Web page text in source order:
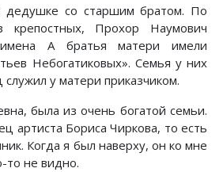
дедушке со старшим братом. По
Прохор Наумович
А братья матери имели
Небогатиковых». Семья у них
у матери приказчиком.
была из очень богатой семьи.
артиста Бориса Чиркова, то есть
Когда я был наверху, он ко мне
то не видно.